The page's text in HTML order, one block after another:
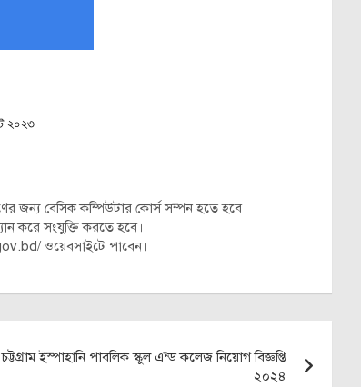
২০২৩
জন্য বেসিক কম্পিউটার কোর্স সম্পন হতে হবে।
করে সংযুক্তি করতে হবে।
ওয়েবসাইটে পাবেন।
চট্টগ্রাম ইস্পাহানি পাবলিক স্কুল এন্ড কলেজ নিয়োগ বিজ্ঞপ্তি
২০২৪